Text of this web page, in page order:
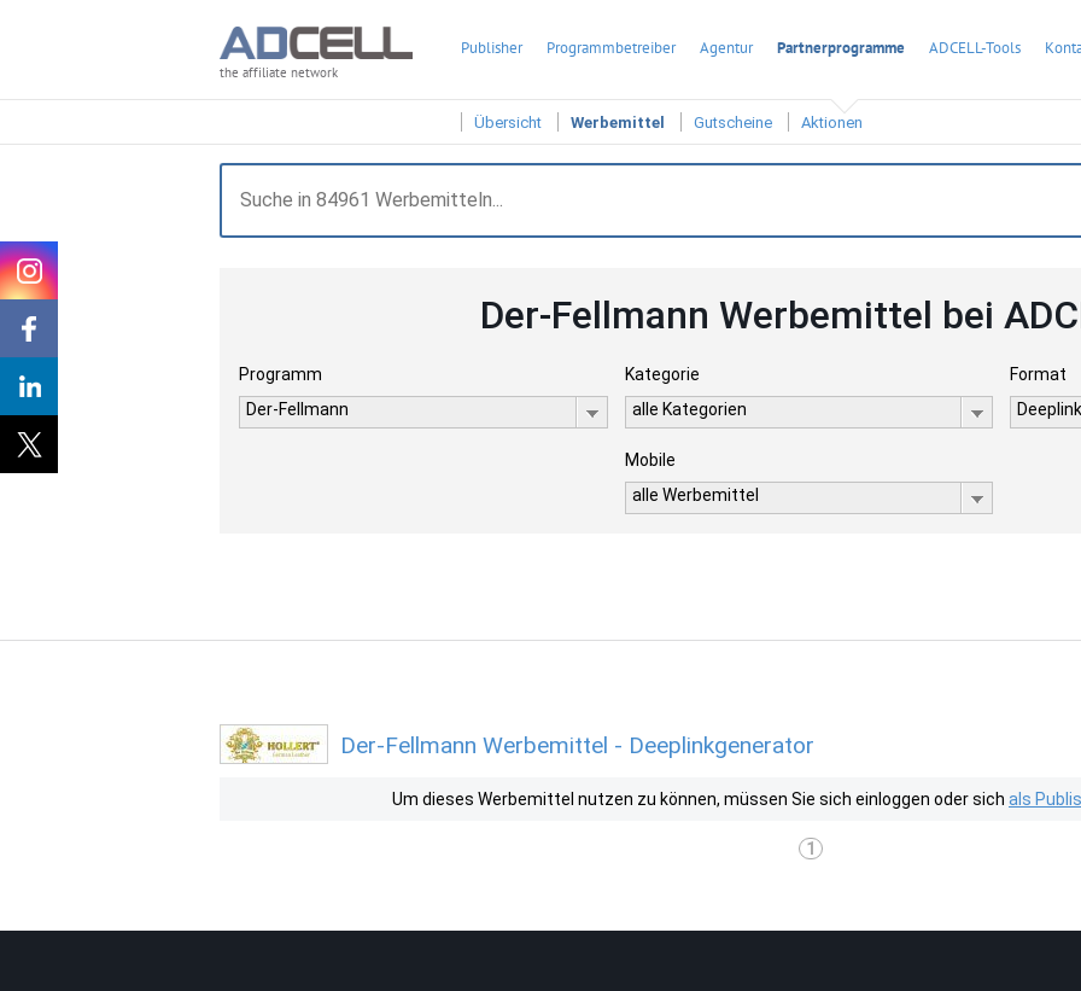
the affiliate network
Publisher Programmbetreiber Agentur Partnerprogramme ADCELL-Tools
Übersicht Werbemittel Gutscheine Aktionen
Der-Fellmann Werbemittel bei
Programm
Der-Fellmann
Kategorie
alle Kategorien
Format
Mobile
alle Werbemittel
Der-Fellmann Werbemittel - Deeplinkgenerator
Um dieses Werbemittel nutzen zu können, müssen Sie sich einloggen oder sich als
1